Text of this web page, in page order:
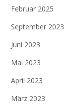
Februar 2025
September 2023
Juni 2023
Mai 2023
April 2023
März 2023